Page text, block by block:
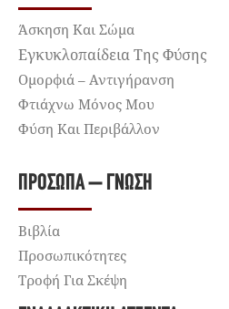
Άσκηση Και Σώμα
Εγκυκλοπαίδεια Της Φύσης
Ομορφιά – Αντιγήρανση
Φτιάχνω Μόνος Μου
Φύση Και Περιβάλλον
ΠΡΌΣΩΠΑ – ΓΝΏΣΗ
Βιβλία
Προσωπικότητες
Τροφή Για Σκέψη